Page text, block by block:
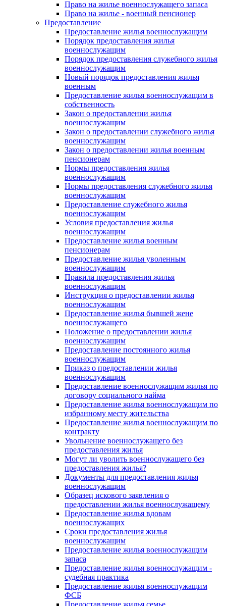
Право на жилье военнослужащего запаса
Право на жилье - военный пенсионер
Предоставление
Предоставление жилья военнослужащим
Порядок предоставления жилья
военнослужащим
Порядок предоставления служебного жилья
военнослужащим
Новый порядок предоставления жилья
военным
Предоставление жилья военнослужащим в
собственность
Закон о предоставлении жилья
военнослужащим
Закон о предоставлении служебного жилья
военнослужащим
Закон о предоставлении жилья военным
пенсионерам
Нормы предоставления жилья
военнослужащим
Нормы предоставления служебного жилья
военнослужащим
Предоставление служебного жилья
военнослужащим
Условия предоставления жилья
военнослужащим
Предоставление жилья военным
пенсионерам
Предоставление жилья уволенным
военнослужащим
Правила предоставления жилья
военнослужащим
Инструкция о предоставлении жилья
военнослужащим
Предоставление жилья бывшей жене
военнослужащего
Положение о предоставлении жилья
военнослужащим
Предоставление постоянного жилья
военнослужащим
Приказ о предоставлении жилья
военнослужащим
Предоставление военнослужащим жилья по
договору социального найма
Предоставление жилья военнослужащим по
избранному месту жительства
Предоставление жилья военнослужащим по
контракту
Увольнение военнослужащего без
предоставления жилья
Могут ли уволить военнослужащего без
предоставления жилья?
Документы для предоставления жилья
военнослужащим
Образец искового заявления о
предоставлении жилья военнослужащему
Предоставление жилья вдовам
военнослужащих
Сроки предоставления жилья
военнослужащим
Предоставление жилья военнослужащим
запаса
Предоставление жилья военнослужащим -
судебная практика
Предоставление жилья военнослужащим
ФСБ
Предоставление жилья семье